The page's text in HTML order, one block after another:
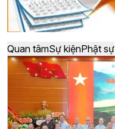
Quan tâmSự kiệnPhật sự